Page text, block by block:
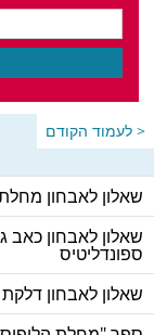
< לעמוד הקודם
שאלון לאבחון
שאלון לאבחון כאב
ספונדליטיס
שאלון לאבחון